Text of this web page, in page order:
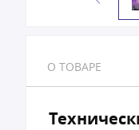
О ТОВАРЕ